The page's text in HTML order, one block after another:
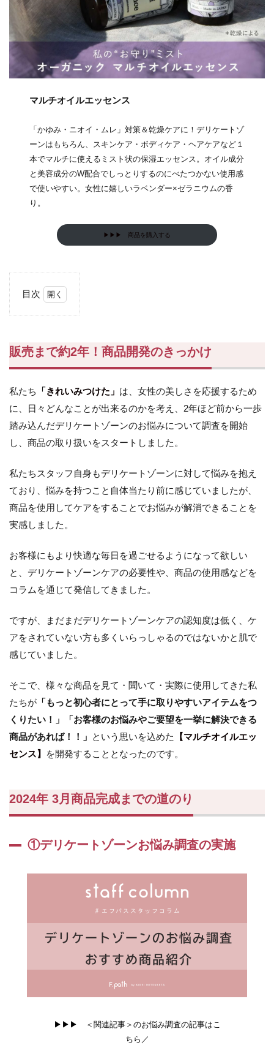
マルチオイルエッセンス
「かゆみ・ニオイ・ムレ」対策＆乾燥ケアに！デリケートゾ
ーンはもちろん、スキンケア・ボディケア・ヘアケアなど１
本でマルチに使えるミスト状の保湿エッセンス。オイル成分
と美容成分のW配合でしっとりするのにべたつかない使用感
で使いやすい。女性に嬉しいラベンダー×ゼラニウムの香
り。
▶▶▶ 商品を購入する
目次
約2
年！
商品
のき
っか
2
月商
品完
成ま
での
道の
り
2.1
リケ
ート
悩み
調査
施
2.1.1
特に多
かった
お悩み
がこち
ら！
ートゾ
ーンケ
アアイ
選ぶ基
ンケ
ート
の実
販売まで約2年！ 商品開発のきっかけ
私たち 「きれいみつけた」 は、女性の美しさを応援するため
に、日々どんなことが出来るのかを考え、2年ほど前から一歩
踏み込んだデリケートゾーンのお悩みについて調査を開始
し、商品の取り扱いをスタートしました。
私たちスタッフ自身もデリケートゾーンに対して悩みを抱え
ており、悩みを持つこと自体当たり前に感じていましたが、
商品を使用してケアをすることでお悩みが解消できることを
実感しました。
お客様にもより快適な毎日を過ごせるようになって欲しい
と、デリケートゾーンケアの必要性や、商品の使用感などを
コラムを通じて発信してきました。
ですが、まだまだデリケートゾーンケアの認知度は低く、ケ
アをされていない方も多くいらっしゃるのではないかと肌で
感じていました。
そこで、様々な商品を見て・聞いて・実際に使用してきた私
たちが 「もっと初心者にとって手に取りやすいアイテムをつ
くりたい！」「お客様のお悩みやご要望を一挙に解決できる
商品があれば！！」 という思いを込めた
【マルチオイルエッ
センス】
を開発することとなったのです。
2024年 3月商品完成までの道のり
①デリケートゾーンお悩み調査の実施
▶▶▶ ＜関連記事＞のお悩み調査の記事はこ
ちら／